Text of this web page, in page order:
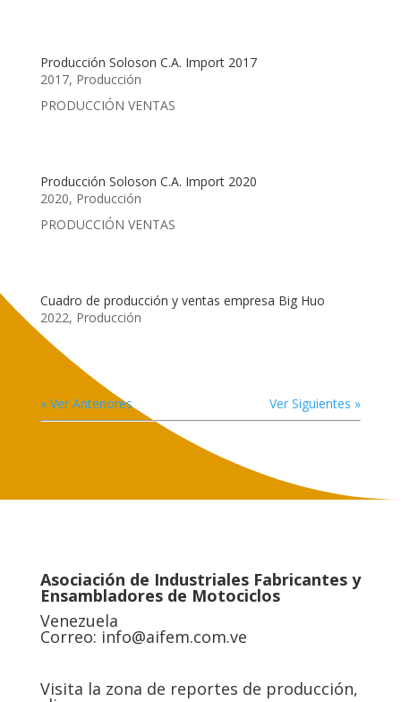
Producción Soloson C.A. Import 2017
2017, Producción
PRODUCCIÓN VENTAS
Producción Soloson C.A. Import 2020
2020, Producción
PRODUCCIÓN VENTAS
Cuadro de producción y ventas empresa Big Huo
2022, Producción
« Ver Anteriores Ver Siguientes »
Asociación de Industriales Fabricantes y
Ensambladores de Motociclos
Venezuela
Correo: info@aifem.com.ve
Visita la zona de reportes de producción,